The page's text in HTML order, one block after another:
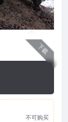
下载
不可购买